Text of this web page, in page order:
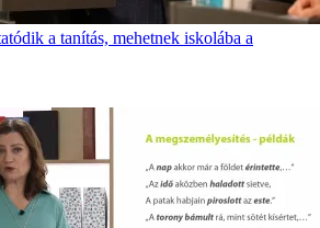
a tanítás, mehetnek iskolába a